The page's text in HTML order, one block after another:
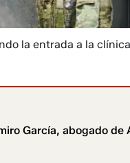
la entrada a la
García, abogado de